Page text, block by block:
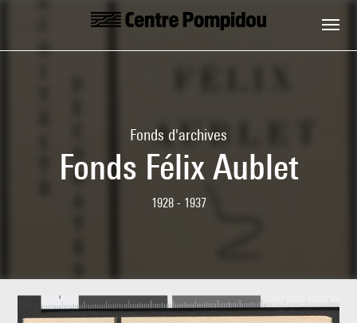
Aller au contenu principal
Centre Pompidou
Fonds d'archives
Fonds Félix Aublet
1928 - 1937